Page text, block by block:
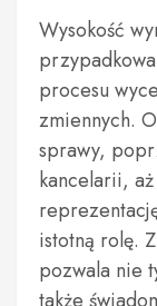
Wysokość
procesu
zmiennych.
sprawy,
kancelarii,
istotną rolę.
pozwala nie
także